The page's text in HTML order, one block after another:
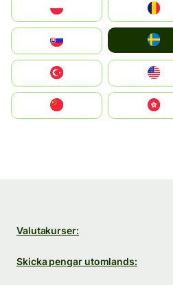
United States
中國香港特別行政區
Valutakurser:
Skicka pengar utomlands: